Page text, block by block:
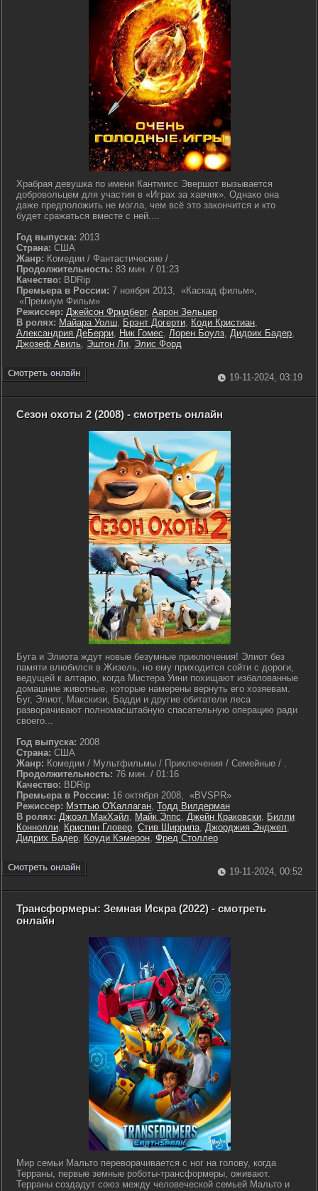
Храбрая девушка по имени Кантмисс Эвершот вызывается
добровольцем для участия в «Играх за хавчик». Однако она
даже предположить не могла, чем всё это закончится и кто
будет сражаться вместе с ней....
Год выпуска: 2013
Страна: США
Жанр: Комедии / Фантастические / .
Продолжительность: 83 мин. / 01:23
Качество: BDRip
Премьера в России: 7 ноября 2013, «Каскад фильм»,
«Премиум Фильм»
Режиссер: Джейсон Фридберг, Аарон Зельцер
В ролях: Майара Уолш, Брэнт Догерти, Коди Кристиан,
Александрия ДеБерри, Ник Гомес, Лорен Боулз, Дидрих Бадер,
Джозеф Авиль, Эштон Ли, Элис Форд
19-11-2024, 03:19
Сезон охоты 2 (2008) - смотреть онлайн
Буга и Элиота ждут новые безумные приключения! Элиот без
памяти влюбился в Жизель, но ему приходится сойти с дороги,
ведущей к алтарю, когда Мистера Уини похищают избалованные
домашние животные, которые намерены вернуть его хозяевам.
Буг, Элиот, Макскизи, Бадди и другие обитатели леса
разворачивают полномасштабную спасательную операцию ради
своего...
Год выпуска: 2008
Страна: США
Жанр: Комедии / Мультфильмы / Приключения / Семейные / .
Продолжительность: 76 мин. / 01:16
Качество: BDRip
Премьера в России: 16 октября 2008, «BVSPR»
Режиссер: Мэттью О'Каллаган, Тодд Вилдерман
В ролях: Джоэл МакХэйл, Майк Эппс, Джейн Краковски, Билли
Коннолли, Криспин Гловер, Стив Ширрипа, Джорджия Энджел,
Дидрих Бадер, Коуди Кэмерон, Фред Столлер
19-11-2024, 00:52
Трансформеры: Земная Искра (2022) - смотреть
онлайн
Мир семьи Мальто переворачивается с ног на голову, когда
Терраны, первые земные роботы-трансформеры, оживают.
Терраны создадут союз между человеческой семьей Мальто и